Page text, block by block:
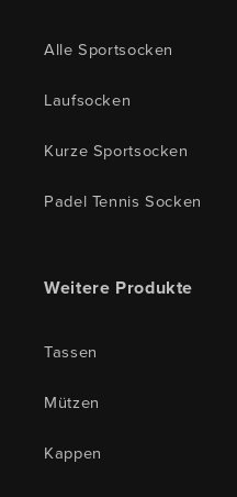
Alle Sportsocken
Laufsocken
Kurze Sportsocken
Padel Tennis Socken
Weitere Produkte
Tassen
Mützen
Kappen